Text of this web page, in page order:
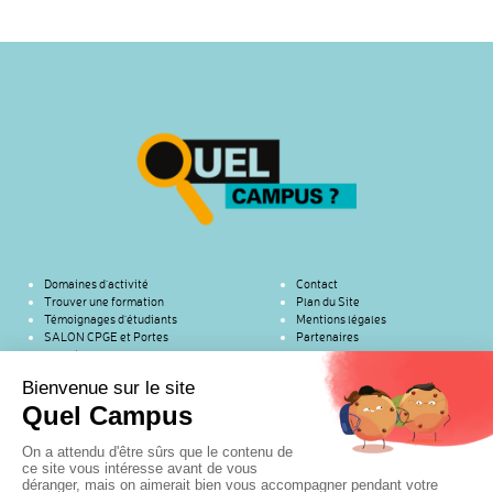
Domaines d’activité
Trouver une formation
Témoignages d’étudiants
SALON CPGE et Portes
ouvertes
Contact
Plan du Site
Mentions légales
Partenaires